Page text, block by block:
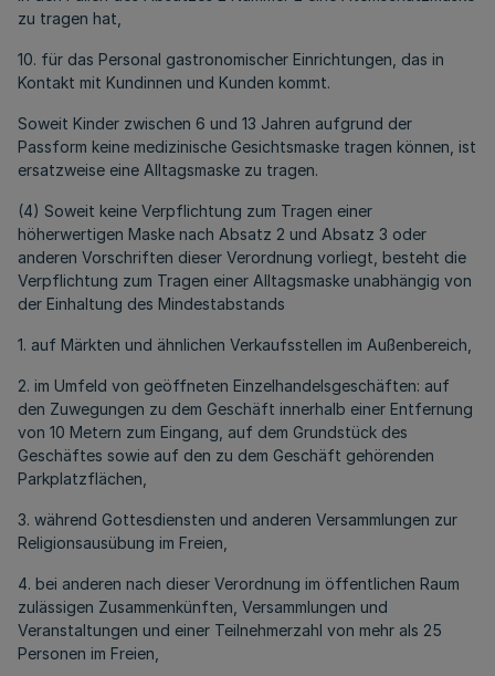
zu tragen hat,
10. für das Personal gastronomischer Einrichtungen, das in
Kontakt mit Kundinnen und Kunden kommt.
Soweit Kinder zwischen 6 und 13 Jahren aufgrund der
Passform keine medizinische Gesichtsmaske tragen können, ist
ersatzweise eine Alltagsmaske zu tragen.
(4) Soweit keine Verpflichtung zum Tragen einer
höherwertigen Maske nach Absatz 2 und Absatz 3 oder
anderen Vorschriften dieser Verordnung vorliegt, besteht die
Verpflichtung zum Tragen einer Alltagsmaske unabhängig von
der Einhaltung des Mindestabstands
1. auf Märkten und ähnlichen Verkaufsstellen im Außenbereich,
2. im Umfeld von geöffneten Einzelhandelsgeschäften: auf
den Zuwegungen zu dem Geschäft innerhalb einer Entfernung
von 10 Metern zum Eingang, auf dem Grundstück des
Geschäftes sowie auf den zu dem Geschäft gehörenden
Parkplatzflächen,
3. während Gottesdiensten und anderen Versammlungen zur
Religionsausübung im Freien,
4. bei anderen nach dieser Verordnung im öffentlichen Raum
zulässigen Zusammenkünften, Versammlungen und
Veranstaltungen und einer Teilnehmerzahl von mehr als 25
Personen im Freien,